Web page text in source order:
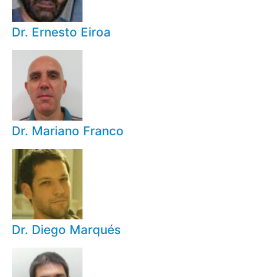
Dr. Ernesto Eiroa
Dr. Mariano Franco
Dr. Diego Marqués